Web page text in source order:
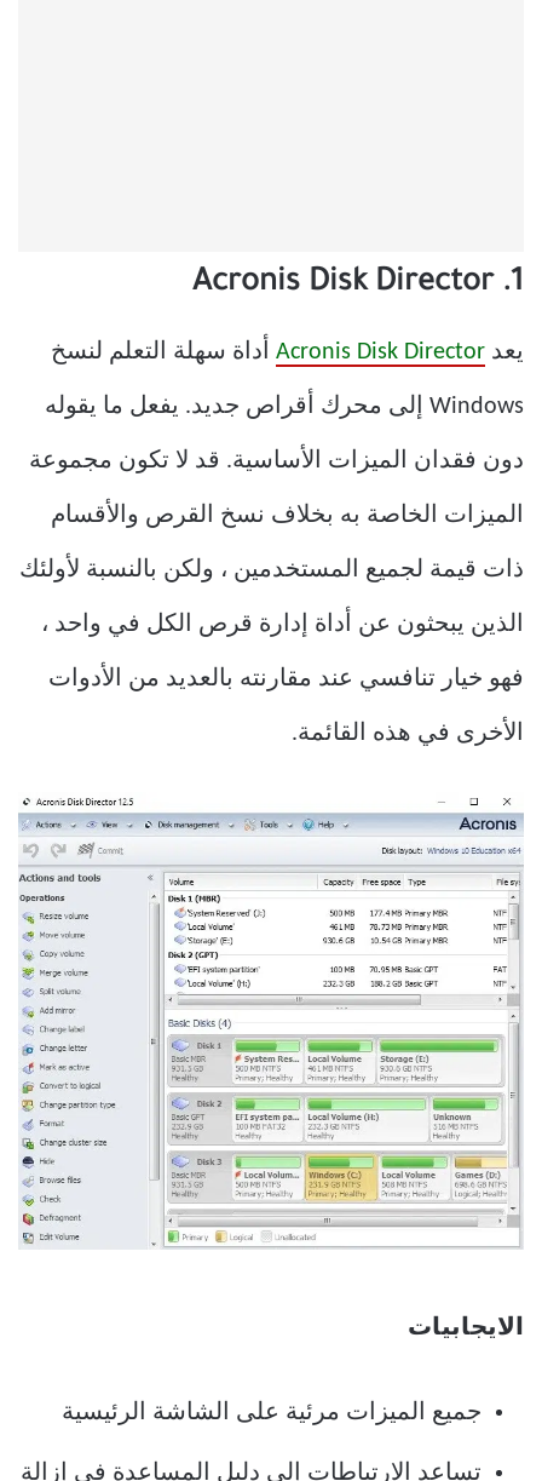
1. Acronis Disk Director
يعد Acronis Disk Director أداة سهلة التعلم لنسخ
Windows إلى محرك أقراص جديد. يفعل ما يقوله
دون فقدان الميزات الأساسية. قد لا تكون مجموعة
الميزات الخاصة به بخلاف نسخ القرص والأقسام
ذات قيمة لجميع المستخدمين ، ولكن بالنسبة لأولئك
الذين يبحثون عن أداة إدارة قرص الكل في واحد ،
فهو خيار تنافسي عند مقارنته بالعديد من الأدوات
الأخرى في هذه القائمة.
الايجابيات
جميع الميزات مرئية على الشاشة الرئيسية
تساعد الارتباطات إلى دليل المساعدة في إزالة